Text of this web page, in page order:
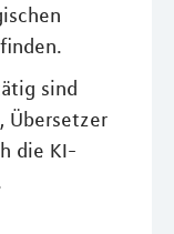
sind
Übersetzer
die KI-